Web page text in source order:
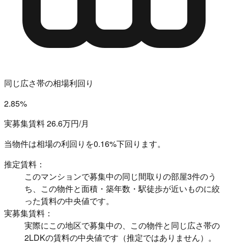
同じ広さ帯の相場利回り
2.85%
実募集賃料 26.6万円/月
当物件は相場の利回りを0.16%下回ります。
推定賃料：
このマンションで募集中の同じ間取りの部屋3件のう
ち、この物件と面積・築年数・駅徒歩が近いものに絞
った賃料の中央値です。
実募集賃料：
実際にこの地区で募集中の、この物件と同じ広さ帯の
2LDKの賃料の中央値です（推定ではありません）。